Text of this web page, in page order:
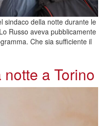
sindaco della notte durante le
Russo aveva pubblicamente
Che sia sufficiente il
a Torino